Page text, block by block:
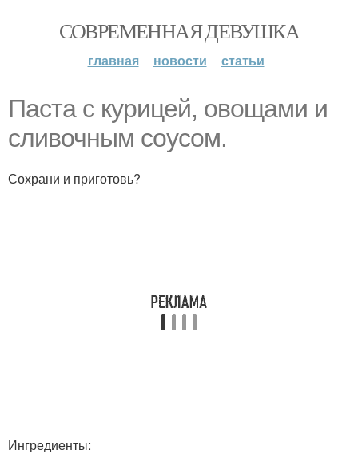
СОВРЕМЕННАЯ ДЕВУШКА
главная новости статьи
Паста с курицей, овощами и
сливочным соусом.
Сохрани и приготовь?
Ингредиенты: